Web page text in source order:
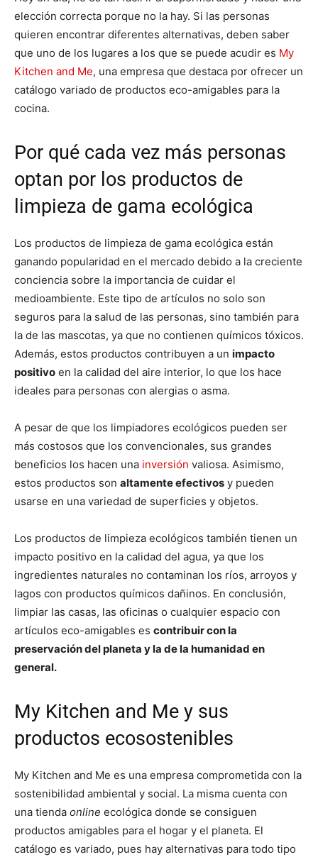
elección correcta porque no la hay. Si las personas
quieren encontrar diferentes alternativas, deben saber
que uno de los lugares a los que se puede acudir es My
Kitchen and Me, una empresa que destaca por ofrecer un
catálogo variado de productos eco-amigables para la
cocina.
Por qué cada vez más personas
optan por los productos de
limpieza de gama ecológica
Los productos de limpieza de gama ecológica están
ganando popularidad en el mercado debido a la creciente
conciencia sobre la importancia de cuidar el
medioambiente. Este tipo de artículos no solo son
seguros para la salud de las personas, sino también para
la de las mascotas, ya que no contienen químicos tóxicos.
Además, estos productos contribuyen a un impacto
positivo en la calidad del aire interior, lo que los hace
ideales para personas con alergias o asma.
A pesar de que los limpiadores ecológicos pueden ser
más costosos que los convencionales, sus grandes
beneficios los hacen una inversión valiosa. Asimismo,
estos productos son altamente efectivos y pueden
usarse en una variedad de superficies y objetos.
Los productos de limpieza ecológicos también tienen un
impacto positivo en la calidad del agua, ya que los
ingredientes naturales no contaminan los ríos, arroyos y
lagos con productos químicos dañinos. En conclusión,
limpiar las casas, las oficinas o cualquier espacio con
artículos eco-amigables es contribuir con la
preservación del planeta y la de la humanidad en
general.
My Kitchen and Me y sus
productos ecosostenibles
My Kitchen and Me es una empresa comprometida con la
sostenibilidad ambiental y social. La misma cuenta con
una tienda online ecológica donde se consiguen
productos amigables para el hogar y el planeta. El
catálogo es variado, pues hay alternativas para todo tipo